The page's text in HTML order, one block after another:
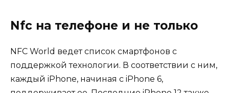
Nfc на телефоне и не только
NFC World ведет список смартфонов с
поддержкой технологии. В соответствии с ним,
каждый iPhone, начиная с iPhone 6,